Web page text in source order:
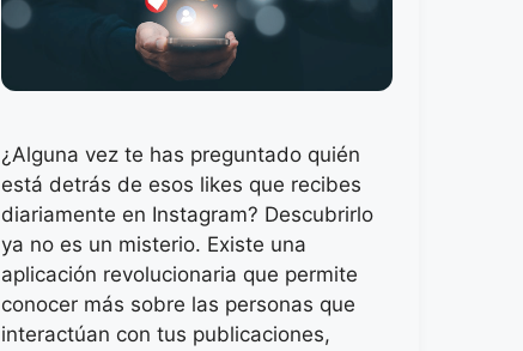
¿Alguna vez te has preguntado quién
está detrás de esos likes que recibes
diariamente en Instagram? Descubrirlo
ya no es un misterio. Existe una
aplicación revolucionaria que permite
conocer más sobre las personas que
interactúan con tus publicaciones,